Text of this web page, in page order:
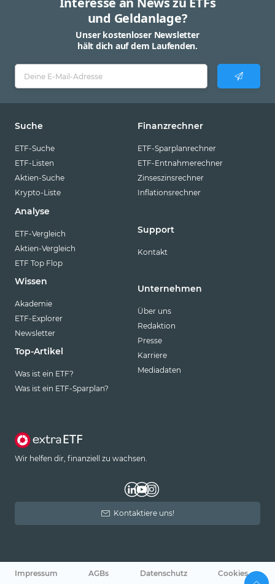
und Geldanlage?
Unser kostenloser Newsletter
hält dich auf dem Laufenden.
Suche
ETF-Suche
ETF-Listen
Aktien-Suche
Krypto-Liste
Analyse
ETF-Vergleich
Aktien-Vergleich
ETF Top Flop
Wissen
Akademie
ETF-Explorer
Newsletter
Top-Artikel
Was ist ein ETF?
Was ist ein ETF-Sparplan?
Finanzrechner
ETF-Sparplanrechner
ETF-Entnahmerechner
Zinseszinsrechner
Inflationsrechner
Support
Kontakt
Unternehmen
Über uns
Redaktion
Presse
Karriere
Mediadaten
Wir helfen dir, finanziell zu wachsen.
Kontaktiere uns!
Impressum AGBs Datenschutz Cookies